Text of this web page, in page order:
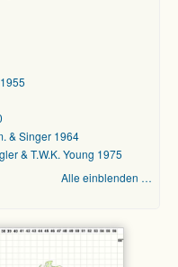
& Singer 1964
& T.W.K. Young 1975
Alle einblenden …